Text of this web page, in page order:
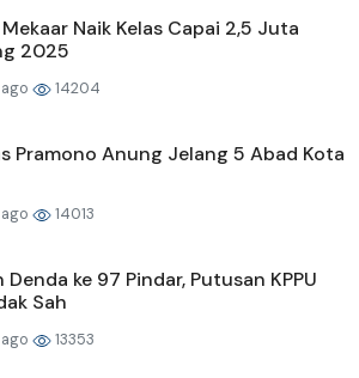
Naik Kelas Capai 2,5 Juta
2025
14204
Pramono Anung Jelang 5 Abad Kota
14013
ke 97 Pindar, Putusan KPPU
Sah
13353